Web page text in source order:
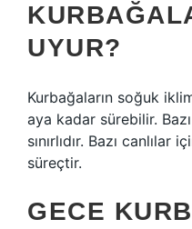
UYUR?
Kurbağaların soğuk
aya kadar sürebilir.
sınırlıdır. Bazı
süreçtir.
GECE